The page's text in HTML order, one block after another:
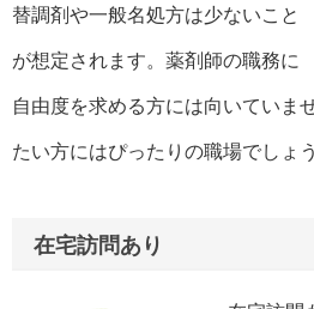
替調剤や一般名処方は少ないこと
が想定されます。薬剤師の職務に
自由度を求める方には向いていま
たい方にはぴったりの職場でしょう
在宅訪問あり